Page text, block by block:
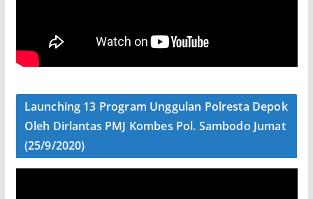
Launching 13 Program Unggulan Polresta Depok
Oleh Dirlantas PMJ Kombes Pol. Sambodo Jumat
(25/9/2020)